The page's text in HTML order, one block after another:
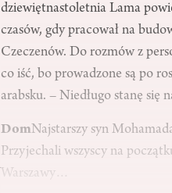
dziewiętnastoletnia Lama
czasów, gdy pracował na
Czeczenów. Do rozmów z
co iść, bo prowadzone są po
arabsku. – Niedługo stanę się
DomNajstarszy syn
Przyjechali wszyscy na
Warszawy…